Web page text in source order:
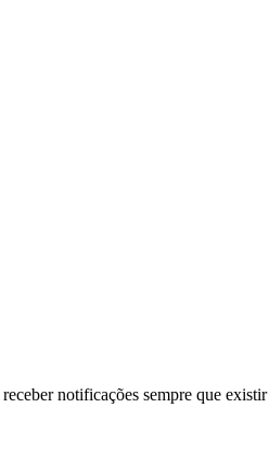
notificações sempre que